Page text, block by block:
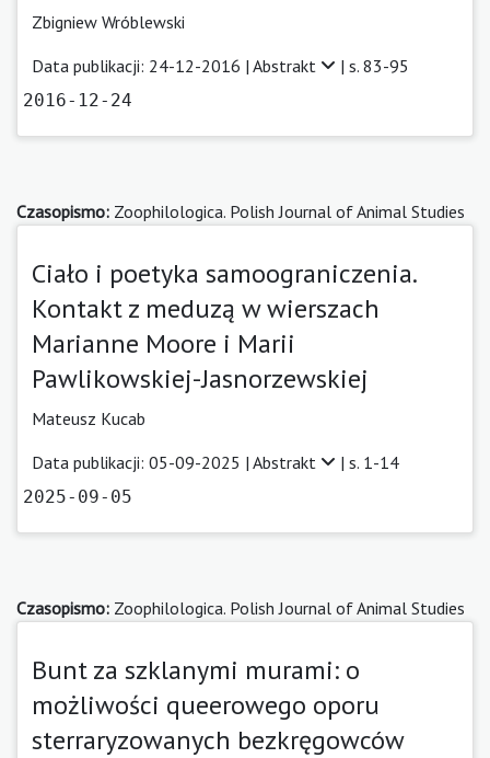
Zbigniew Wróblewski
Data publikacji: 24-12-2016 | Abstrakt | s. 83-95
2016-12-24
Czasopismo: Zoophilologica. Polish Journal of Animal Studies
Ciało i poetyka samoograniczenia.
Kontakt z meduzą w wierszach
Marianne Moore i Marii
Pawlikowskiej-Jasnorzewskiej
Mateusz Kucab
Data publikacji: 05-09-2025 | Abstrakt | s. 1-14
2025-09-05
Czasopismo: Zoophilologica. Polish Journal of Animal Studies
Bunt za szklanymi murami: o
możliwości queerowego oporu
sterraryzowanych bezkręgowców